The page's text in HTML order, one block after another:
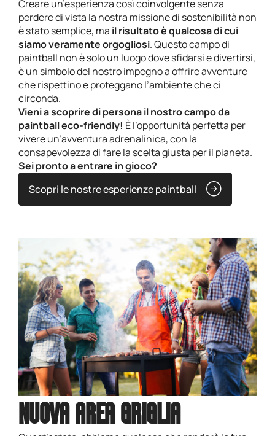
Creare un’esperienza così coinvolgente senza
perdere di vista la nostra missione di sostenibilità non
è stato semplice, ma il risultato è qualcosa di cui
siamo veramente orgogliosi. Questo campo di
paintball non è solo un luogo dove sfidarsi e divertirsi,
è un simbolo del nostro impegno a offrire avventure
che rispettino e proteggano l’ambiente che ci
circonda.
Vieni a scoprire di persona il nostro campo da
paintball eco-friendly! È l’opportunità perfetta per
vivere un’avventura adrenalinica, con la
consapevolezza di fare la scelta giusta per il pianeta.
Sei pronto a entrare in gioco?
Scopri le nostre esperienze paintball
NUOVA AREA GRIGLIA